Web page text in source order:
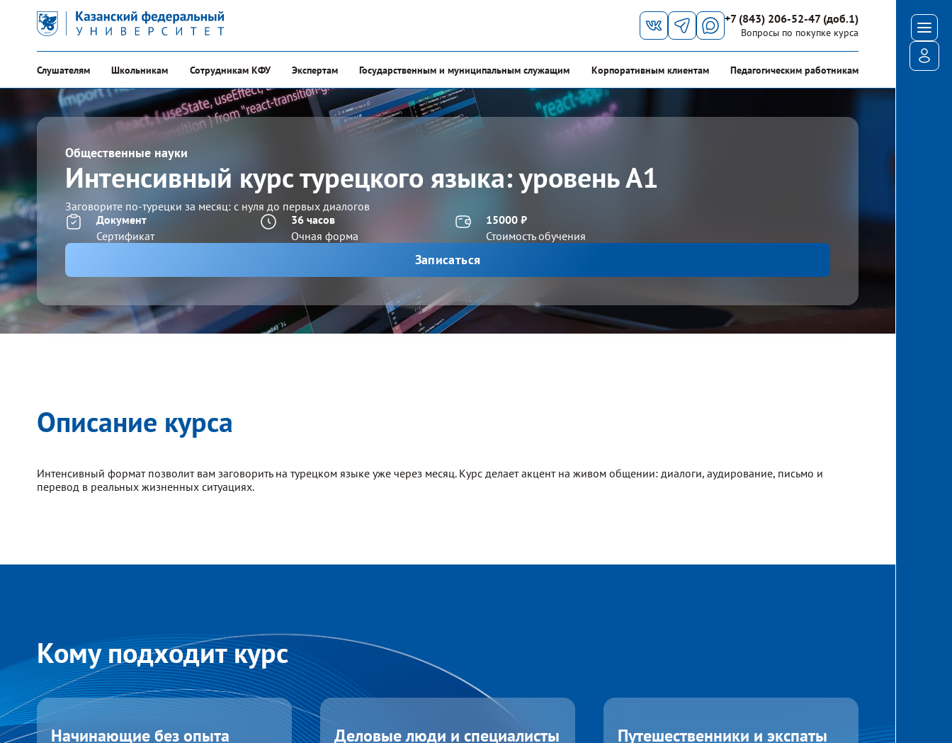
+7 (843) 206-52-47 (доб.1)
Вопросы по покупке курса
Слушателям Школьникам Сотрудникам КФУ Экспертам Государственным и муниципальным служащим Корпоративным клиентам Педагогическим работникам
Меню
Интенсивный курс турецкого языка: уровень А1
Общественные науки
Заговорите по-турецки за месяц: с нуля до первых диалогов
Документ
Сертификат
36 часов
Очная форма
15000 ₽
Стоимость обучения
Записаться
Описание курса
Интенсивный формат позволит вам заговорить на турецком языке уже через месяц. Курс делает акцент на живом общении: диалоги, аудирование, письмо и
перевод в реальных жизненных ситуациях.
Кому подходит курс
Начинающие без опыта Деловые люди и специалисты Путешественники и экспаты